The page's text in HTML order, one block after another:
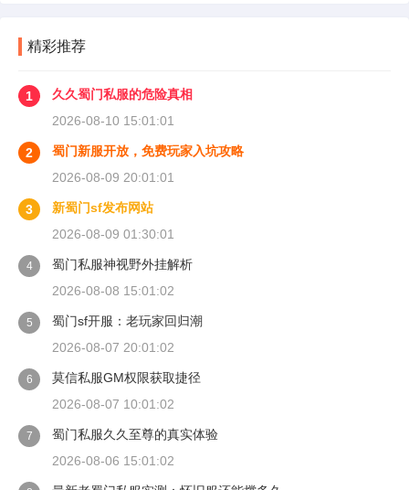
精彩推荐
1
久久蜀门私服的危险真相
2026-08-10 15:01:01
2
蜀门新服开放，免费玩家入坑攻略
2026-08-09 20:01:01
3
新蜀门sf发布网站
2026-08-09 01:30:01
4
蜀门私服神视野外挂解析
2026-08-08 15:01:02
5
蜀门sf开服：老玩家回归潮
2026-08-07 20:01:02
6
莫信私服GM权限获取捷径
2026-08-07 10:01:02
7
蜀门私服久久至尊的真实体验
2026-08-06 15:01:02